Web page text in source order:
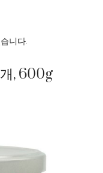
니다.
, 600g